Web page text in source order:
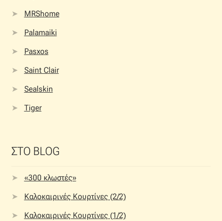
MRShome
Palamaiki
Pasxos
Saint Clair
Sealskin
Tiger
ΣΤΟ BLOG
«300 κλωστές»
Καλοκαιρινές Κουρτίνες (2/2)
Καλοκαιρινές Κουρτίνες (1/2)